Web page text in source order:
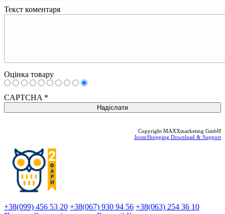
Текст коментаря
Оцінка товару
CAPTCHA *
Copyright MAXXmarketing GmbH
JoomShopping Download & Support
+38(099) 456 53 20 +38(067) 930 94 56 +38(063) 254 36 10